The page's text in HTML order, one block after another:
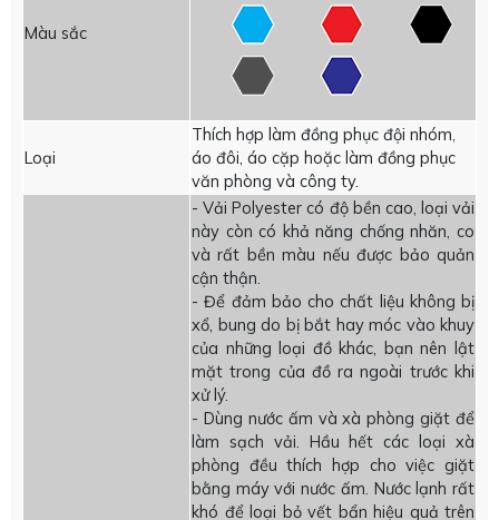
Màu sắc
Loại
Thích hợp làm đồng phục đội nhóm,
áo đôi, áo cặp hoặc làm đồng phục
văn phòng và công ty.
- Vải Polyester có độ bền cao, loại vải
này còn có khả năng chống nhăn, co
và rất bền màu nếu được bảo quản
cận thận.
- Để đảm bảo cho chất liệu không bị
xổ, bung do bị bắt hay móc vào khuy
của những loại đồ khác, bạn nên lật
mặt trong của đồ ra ngoài trước khi
xử lý.
- Dùng nước ấm và xà phòng giặt để
làm sạch vải. Hầu hết các loại xà
phòng đều thích hợp cho việc giặt
bằng máy với nước ấm. Nước lạnh rất
khó để loại bỏ vết bẩn hiệu quả trên